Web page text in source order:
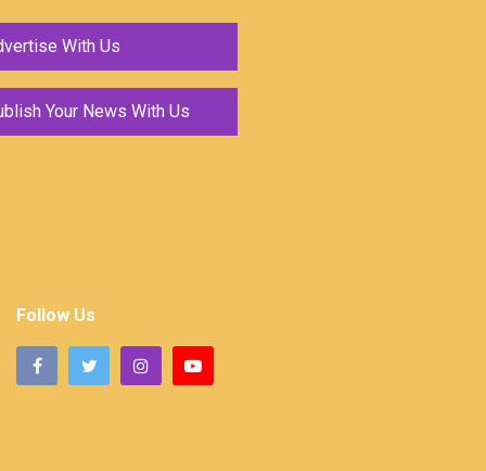
With Us
Your News With Us
Follow Us